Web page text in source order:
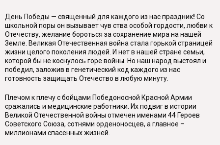
День Победы — священный для каждого из нас праздник! Со
школьной поры он вызывает чув ства особой гордости, любви к
Отечеству, желание бороться за сохранение мира на нашей
Земле. Великая Отечественная война стала горькой страницей
жизни целого поколения людей. И нет в нашей стране семьи,
которой бы не коснулось горе войны. Но наш народ выстоял и
победил, заложив в генетический код каждого из нас
готовность защищать Отечество в любую минуту.
Плечом к плечу с бойцами Победоносной Красной Армии
сражались и медицинские работники. Их подвиг в истории
Великой Отечественной войны отмечен именами 44 Героев
Советского Союза, сотнями орденоносцев, а главное –
миллионами спасенных жизней.